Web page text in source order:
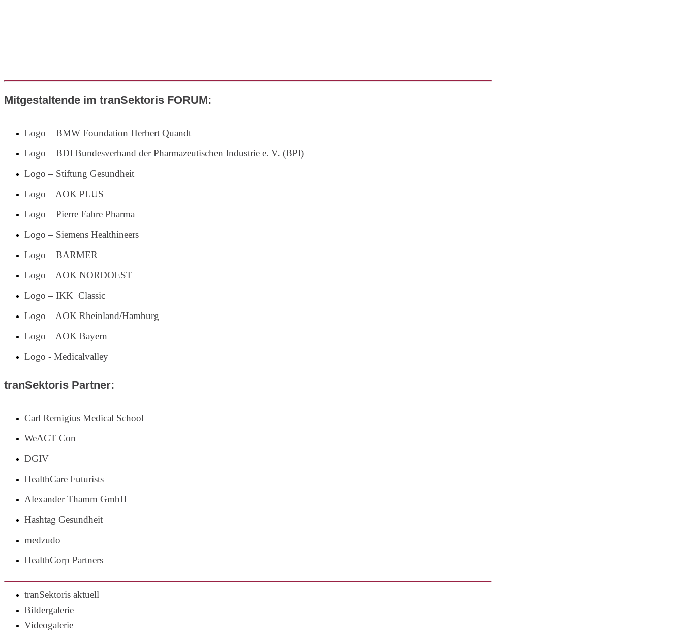
Mitgestaltende im tranSektoris FORUM:
Logo – BMW Foundation Herbert Quandt
Logo – BDI Bundesverband der Pharmazeutischen Industrie e. V. (BPI)
Logo – Stiftung Gesundheit
Logo – AOK PLUS
Logo – Pierre Fabre Pharma
Logo – Siemens Healthineers
Logo – BARMER
Logo – AOK NORDOEST
Logo – IKK_Classic
Logo – AOK Rheinland/Hamburg
Logo – AOK Bayern
Logo - Medicalvalley
tranSektoris Partner:
Carl Remigius Medical School
WeACT Con
DGIV
HealthCare Futurists
Alexander Thamm GmbH
Hashtag Gesundheit
medzudo
HealthCorp Partners
tranSektoris aktuell
Bildergalerie
Videogalerie